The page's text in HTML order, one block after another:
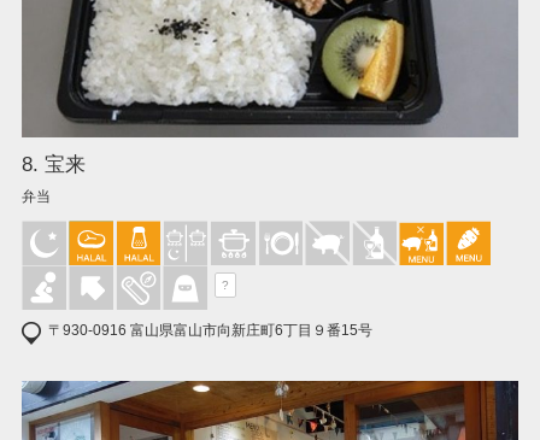
8. 宝来
弁当
?
〒930-0916 富山県富山市向新庄町6丁目９番15号